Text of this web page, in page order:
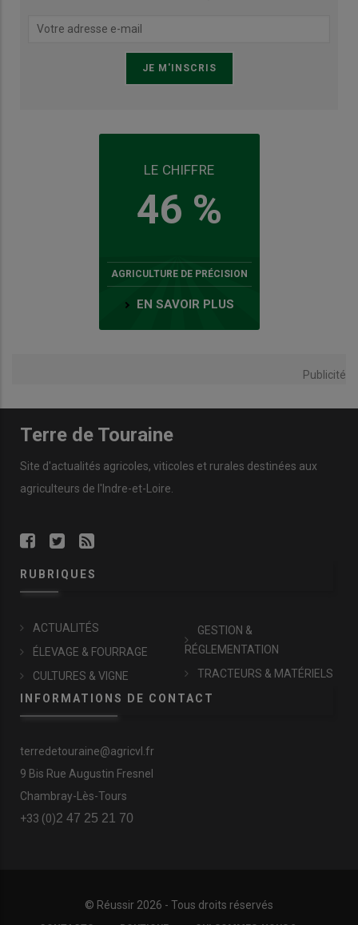
LE CHIFFRE
46 %
AGRICULTURE DE PRÉCISION
EN SAVOIR PLUS
Publicité
Terre de Touraine
Site d'actualités agricoles, viticoles et rurales destinées aux
agriculteurs de l'Indre-et-Loire.
RUBRIQUES
ACTUALITÉS
ÉLEVAGE & FOURRAGE
CULTURES & VIGNE
GESTION &
RÉGLEMENTATION
TRACTEURS & MATÉRIELS
INFORMATIONS DE CONTACT
terredetouraine@agricvl.fr
9 Bis Rue Augustin Fresnel
Chambray-Lès-Tours
+33 (0)2 47 25 21 70
© Réussir 2026 - Tous droits réservés
FOOTER